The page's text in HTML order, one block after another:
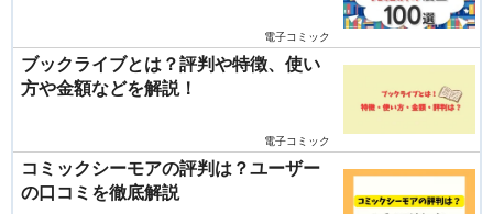
電子コミック
ブックライブとは？評判や特徴、使い
方や金額などを解説！
電子コミック
コミックシーモアの評判は？ユーザー
の口コミを徹底解説